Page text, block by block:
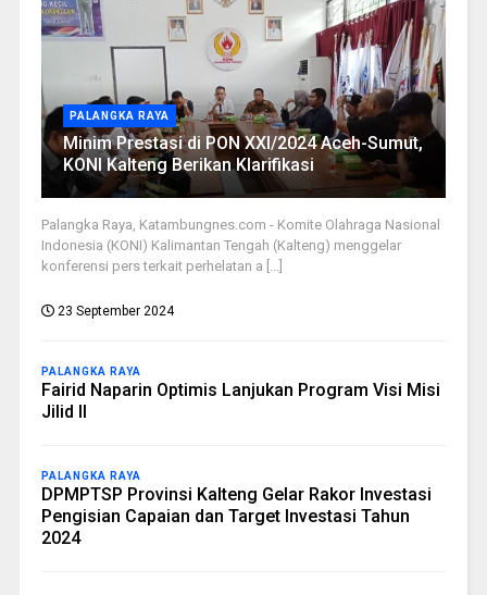
PALANGKA RAYA
Minim Prestasi di PON XXI/2024 Aceh-Sumut,
KONI Kalteng Berikan Klarifikasi
Palangka Raya, Katambungnes.com - Komite Olahraga Nasional
Indonesia (KONI) Kalimantan Tengah (Kalteng) menggelar
konferensi pers terkait perhelatan a [...]
23 September 2024
PALANGKA RAYA
Fairid Naparin Optimis Lanjukan Program Visi Misi
Jilid II
PALANGKA RAYA
DPMPTSP Provinsi Kalteng Gelar Rakor Investasi
Pengisian Capaian dan Target Investasi Tahun
2024